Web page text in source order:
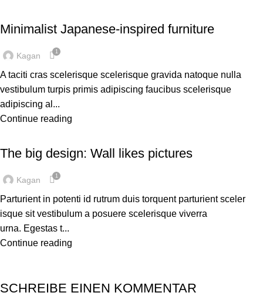
Minimalist Japanese-inspired furniture
Kagan 1
A taciti cras scelerisque scelerisque gravida natoque nulla
vestibulum turpis primis adipiscing faucibus scelerisque
adipiscing al...
Continue reading
The big design: Wall likes pictures
Kagan 1
Parturient in potenti id rutrum duis torquent parturient sceler
isque sit vestibulum a posuere scelerisque viverra
urna. Egestas t...
Continue reading
SCHREIBE EINEN KOMMENTAR